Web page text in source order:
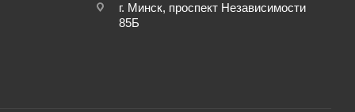
г. Минск, проспект Независимости
85Б